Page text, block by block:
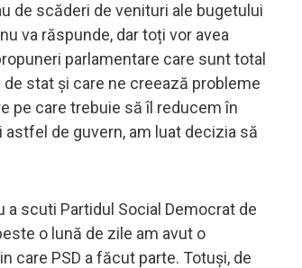
de scăderi de venituri ale bugetului
va răspunde, dar toți vor avea
parlamentare care sunt total
stat și care ne creează probleme
pe care trebuie să îl reducem în
de guvern, am luat decizia să
scuti Partidul Social Democrat de
o lună de zile am avut o
care PSD a făcut parte. Totuși, de